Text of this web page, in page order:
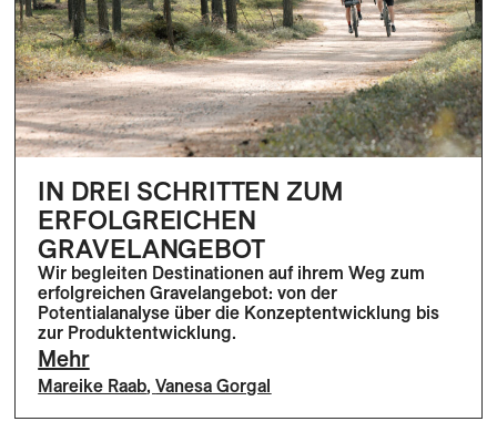
IN DREI SCHRITTEN ZUM
ERFOLGREICHEN
GRAVELANGEBOT
Wir begleiten Destinationen auf ihrem Weg zum
erfolgreichen Gravelangebot: von der
Potentialanalyse über die Konzeptentwicklung bis
zur Produktentwicklung.
Mehr
Mareike Raab,Vanesa Gorgal